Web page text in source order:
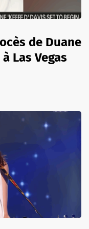
de Duane
Las Vegas